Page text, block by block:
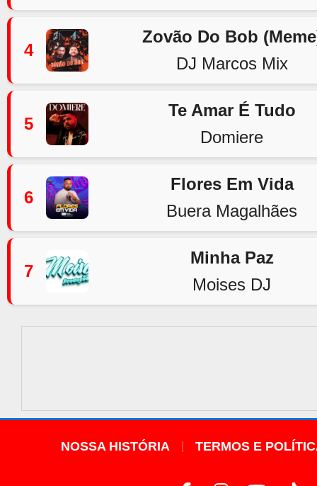
4
Zovão Do Bob
DJ Marcos Mix
5
Te Amar É Tudo
Domiere
6
Flores Em Vida
Buera Magalhães
7
Minha Paz
Moises DJ
NOSSA HISTÓRIA TERMOS E